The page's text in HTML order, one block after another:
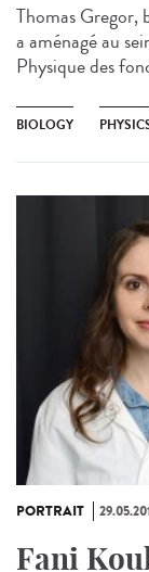
Thomas Gregor,
a aménagé au
Physique des
BIOLOGY
PORTRAIT
Fani